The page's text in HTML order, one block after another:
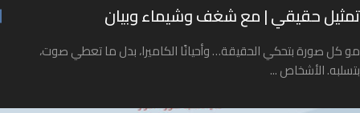
تمثيل حقيقي | مع شغف وشيماء وبيان
مو كل صورة بتحكي الحقيقة… وأحيانًا الكاميرا، بدل ما تعطي صوت،
بتسلبه. الأشخاص ...